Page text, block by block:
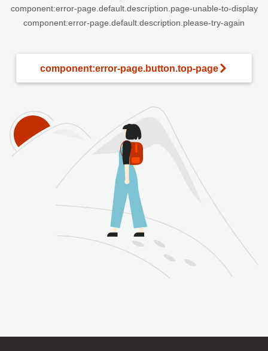
component:error-page.default.description.page-unable-to-display
component:error-page.default.description.please-try-again
component:error-page.button.top-page